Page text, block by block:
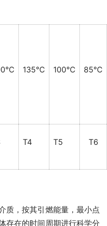
135℃ 100℃ 85℃
T4 T5 T6
，按其引燃能量，最小点
存在的时间周期进行科学分